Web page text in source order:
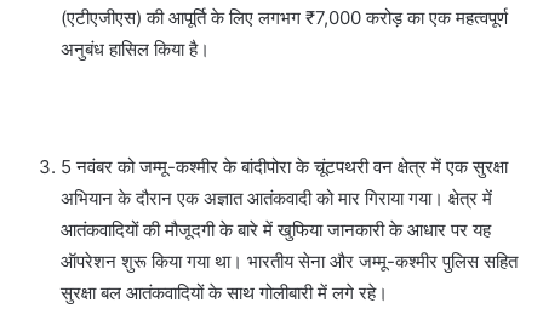
(एटीएजीएस) की आपूर्ति के लिए लगभग ₹7,000 करोड़ का एक महत्वपूर्ण
अनुबंध हासिल किया है।
5 नवंबर को जम्मू-कश्मीर के बांदीपोरा के चूंटपथरी वन क्षेत्र में एक सुरक्षा
अभियान के दौरान एक अज्ञात आतंकवादी को मार गिराया गया। क्षेत्र में
आतंकवादियों की मौजूदगी के बारे में खुफिया जानकारी के आधार पर यह
ऑपरेशन शुरू किया गया था। भारतीय सेना और जम्मू-कश्मीर पुलिस सहित
सुरक्षा बल आतंकवादियों के साथ गोलीबारी में लगे रहे।